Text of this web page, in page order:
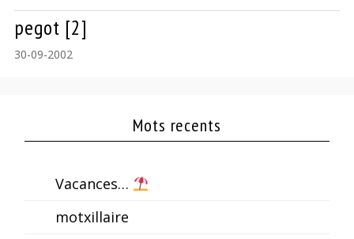
pegot [2]
30-09-2002
Mots recents
Vacances…
motxillaire